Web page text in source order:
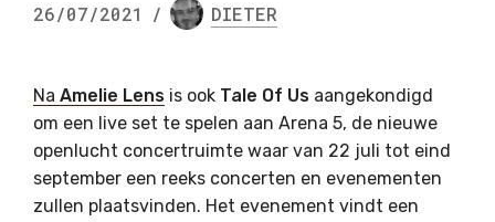
26/07/2021 / DIETER
Na Amelie Lens is ook Tale Of Us aangekondigd
om een live set te spelen aan Arena 5, de nieuwe
openlucht concertruimte waar van 22 juli tot eind
september een reeks concerten en evenementen
zullen plaatsvinden. Het evenement vindt een